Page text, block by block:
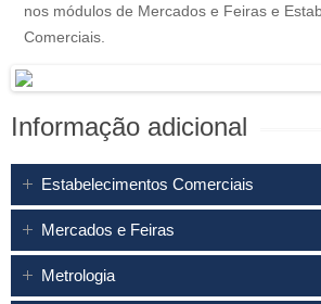
nos módulos de Mercados e Feiras e
Comerciais.
Informação adicional
Estabelecimentos Comerciais
Mercados e Feiras
Metrologia